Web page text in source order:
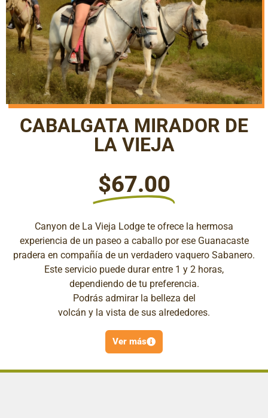
CABALGATA MIRADOR DE
LA VIEJA
$67.00
Canyon de La Vieja Lodge te ofrece la hermosa
experiencia de un paseo a caballo por ese Guanacaste
pradera en compañía de un verdadero vaquero Sabanero.
Este servicio puede durar entre 1 y 2 horas,
dependiendo de tu preferencia.
Podrás admirar la belleza del
volcán y la vista de sus alrededores.
Ver más